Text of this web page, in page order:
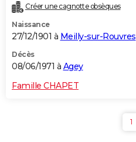
Créer une cagnotte obsèques
Naissance
27/12/1901 à Meilly-sur-Rouvres
Décès
08/06/1971 à Agey
Famille CHAPET
1